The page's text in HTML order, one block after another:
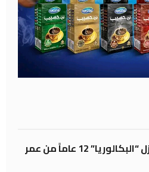
كابوس النتائج.. حين تختزل “البكالوريا” 12 عاماً من عمر